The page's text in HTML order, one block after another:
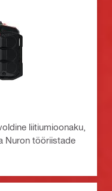
liitiumioonaku,
Nuron tööriistade